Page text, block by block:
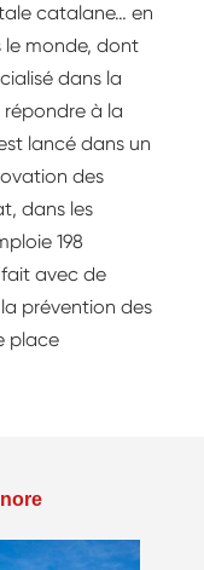
catalane… en
le monde, dont
dans la
à la
lancé dans un
des
dans les
198
avec de
prévention des
place